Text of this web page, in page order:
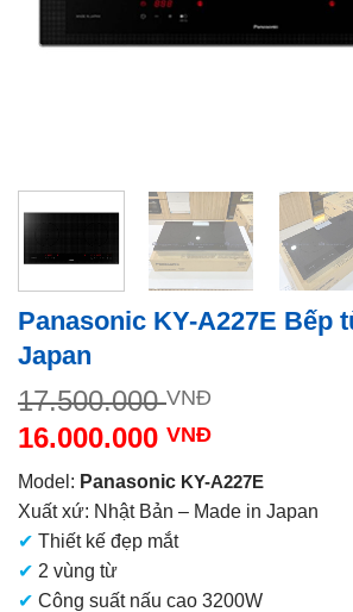
Panasonic KY-A227E Bếp
Japan
17.500.000VNĐ
16.000.000 VNĐ
hiện
tại
là:
16.000.000 VNĐ.
Model: Panasonic KY-A227E
Xuất xứ: Nhật Bản – Made in Japan
✔ Thiết kế đẹp mắt
✔ 2 vùng từ
✔ Công suất nấu cao 3200W